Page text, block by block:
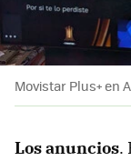
Movistar Plus+ en
Los anuncios.